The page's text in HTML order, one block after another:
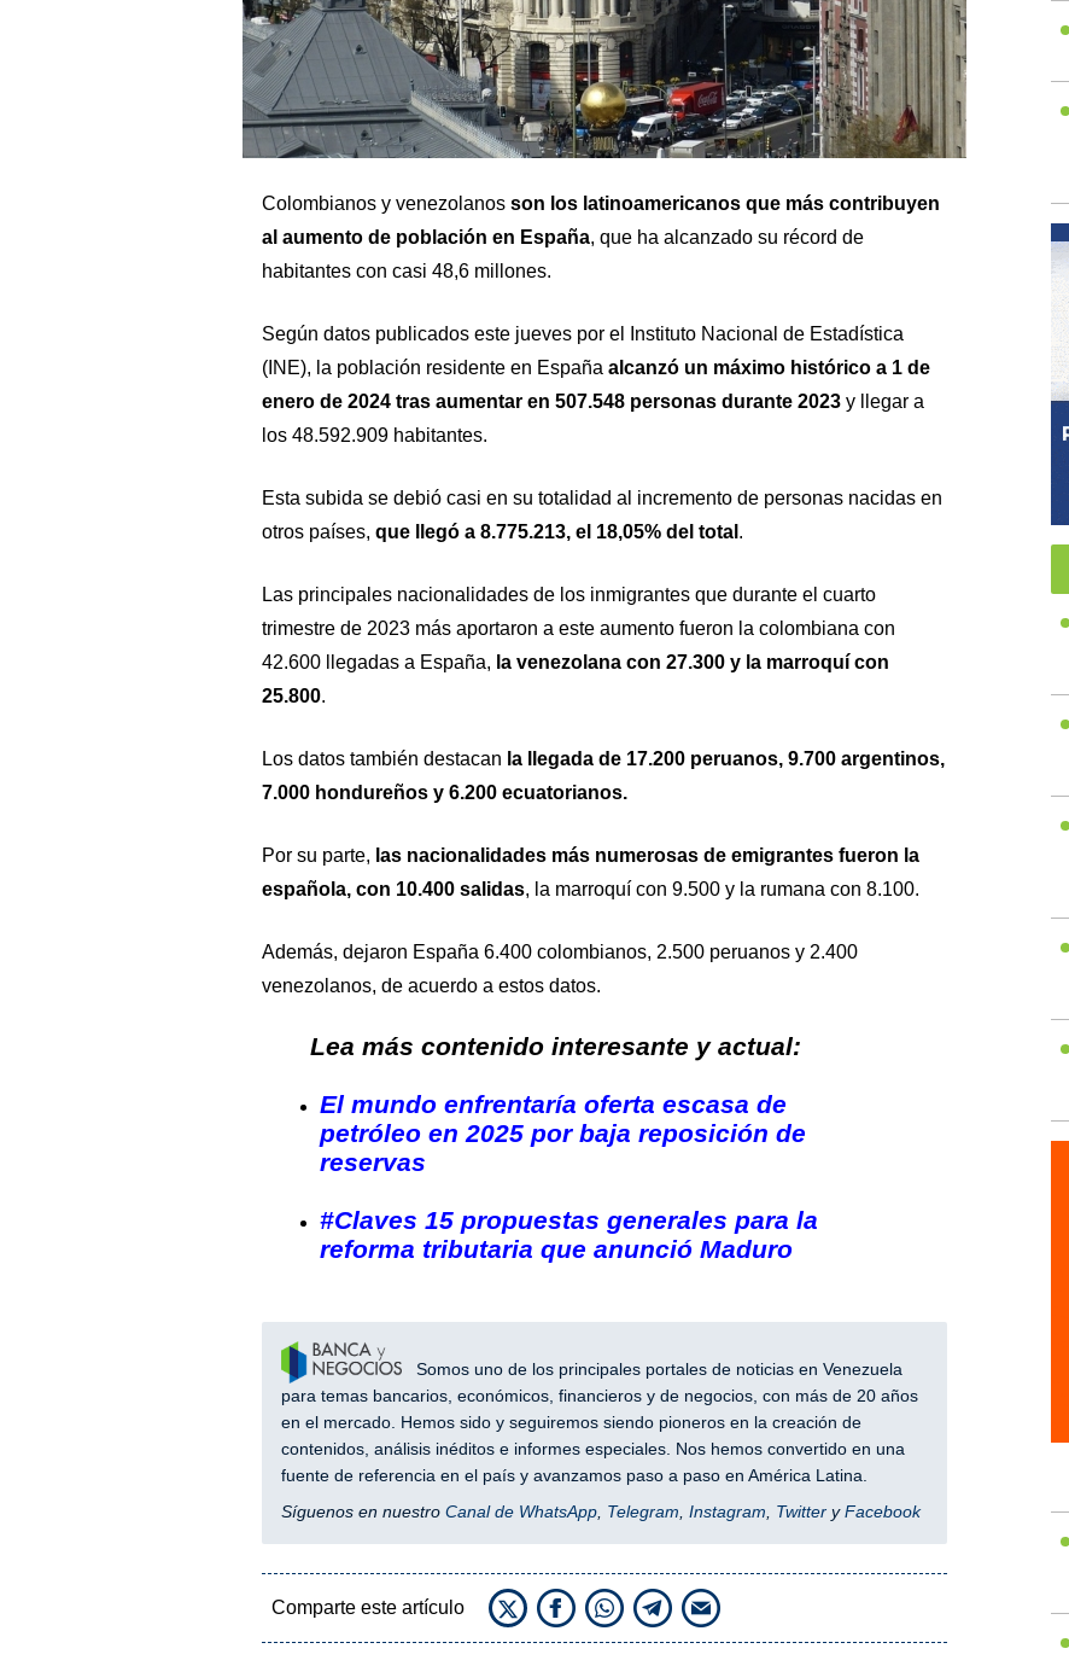
Colombianos y venezolanos son los latinoamericanos que más contribuyen
al aumento de población en España, que ha alcanzado su récord de
habitantes con casi 48,6 millones.
Según datos publicados este jueves por el Instituto Nacional de Estadística
(INE), la población residente en España alcanzó un máximo histórico a 1 de
enero de 2024 tras aumentar en 507.548 personas durante 2023y llegar a
los 48.592.909 habitantes.
Esta subida se debió casi en su totalidad al incremento de personas nacidas en
otros países, que llegó a 8.775.213, el 18,05% del total .
Las principales nacionalidades de los inmigrantes que durante el cuarto
trimestre de 2023 más aportaron a este aumento fueron la colombiana con
42.600 llegadas a España, la venezolana con 27.300 y la marroquí con
25.800.
Los datos también destacan la llegada de 17.200 peruanos, 9.700 argentinos,
7.000 hondureños y 6.200 ecuatorianos.
Por su parte, las nacionalidades más numerosas de emigrantes fueron la
española, con 10.400 salidas, la marroquí con 9.500 y la rumana con 8.100.
Además, dejaron España 6.400 colombianos, 2.500 peruanos y 2.400
venezolanos, de acuerdo a estos datos.
Lea más contenido interesante y actual:
El mundo enfrentaría oferta escasa de
petróleo en 2025 por baja reposición de
reservas
#Claves 15 propuestas generales para la
reforma tributaria que anunció Maduro
Somos uno de los principales portales de noticias en Venezuela
para temas bancarios, económicos, financieros y de negocios, con más de 20 años
en el mercado. Hemos sido y seguiremos siendo pioneros en la creación de
contenidos, análisis inéditos e informes especiales. Nos hemos convertido en una
fuente de referencia en el país y avanzamos paso a paso en América Latina.
Síguenos en nuestro Canal de WhatsApp, Telegram Instagram TwitteryFacebook
Comparte este artículo